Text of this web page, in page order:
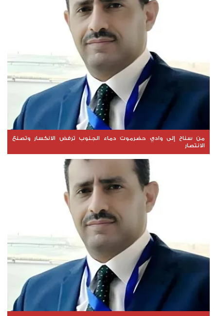
من سناح إلى وادي حضرموت دماء الجنوب ترفض الانكسار وتصنع
الانتصار